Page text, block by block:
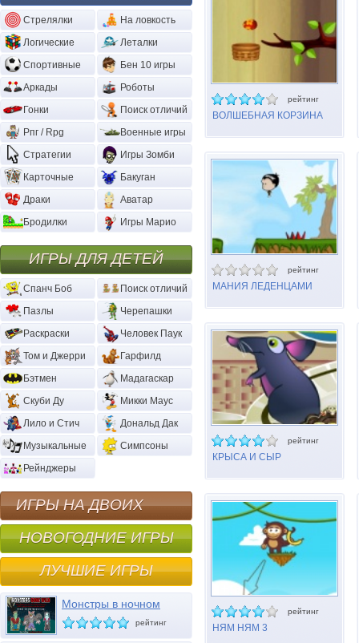
рейтинг
ВОЛШЕБНАЯ КОРЗИНА
рейтинг
МАНИЯ ЛЕДЕНЦАМИ
рейтинг
КРЫСА И СЫР
рейтинг
НЯМ НЯМ 3
Стрелялки
На ловкость
Логические
Леталки
Спортивные
Бен 10 игры
Аркады
Роботы
Гонки
Поиск отличий
Рпг / Rpg
Военные игры
Стратегии
Игры Зомби
Карточные
Бакуган
Драки
Аватар
Бродилки
Игры Марио
ИГРЫ ДЛЯ ДЕТЕЙ
Спанч Боб
Поиск отличий
Пазлы
Черепашки
Раскраски
Человек Паук
Том и Джерри
Гарфилд
Бэтмен
Мадагаскар
Скуби Ду
Микки Маус
Лило и Стич
Дональд Дак
Музыкальные
Симпсоны
Рейнджеры
ИГРЫ НА ДВОИХ
НОВОГОДНИЕ ИГРЫ
ЛУЧШИЕ ИГРЫ
Монстры в ночном
клубе
рейтинг